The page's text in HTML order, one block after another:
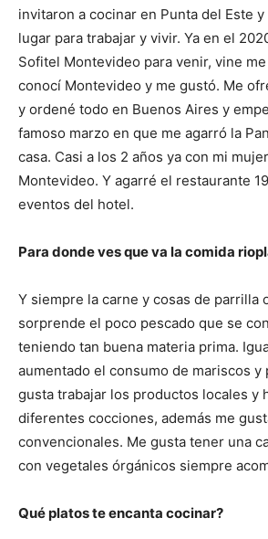
invitaron a cocinar en Punta del Este
lugar para trabajar y vivir. Ya en el
Sofitel Montevideo para venir, vine
conocí Montevideo y me gustó. Me
y ordené todo en Buenos Aires y
famoso marzo en que me agarró la
casa. Casi a los 2 años ya con mi
Montevideo. Y agarré el restaurante
eventos del hotel.
Para donde ves que va la comida
Y siempre la carne y cosas de parrilla
sorprende el poco pescado que se
teniendo tan buena materia prima.
aumentado el consumo de mariscos y
gusta trabajar los productos locales y
diferentes cocciones, además me
convencionales. Me gusta tener una
con vegetales órgánicos siempre
Qué platos te encanta cocinar?